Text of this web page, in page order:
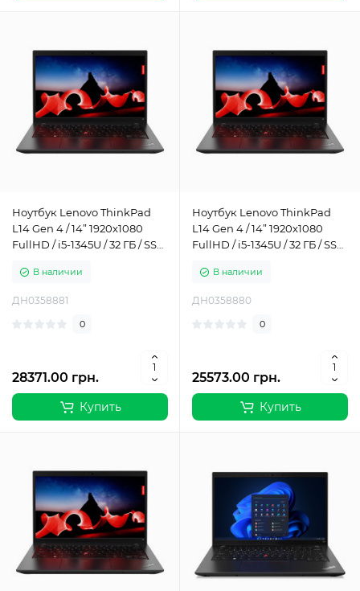
Ноутбук Lenovo ThinkPad
L14 Gen 4 / 14” 1920x1080
FullHD / i5-1345U / 32 ГБ / SSD
Класс А-
В наличии
ДН0358881
0
28371.00 грн.
Купить
Ноутбук Lenovo ThinkPad
L14 Gen 4 / 14” 1920x1080
FullHD / i5-1345U / 32 ГБ / SSD
/ Класс А-
В наличии
ДН0358880
0
25573.00 грн.
Купить